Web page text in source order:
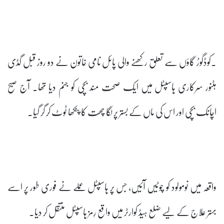
۔کوڈگوڑ گاؤں سے تعلق رکھنے والی پائل نامی خاتون نے دو روز قبل گڈی
ہٹنور سرکاری ہاسپٹل میں ایک صحت مند بچی کو جنم دیا تھا۔ آج صبح
اچانک بچی اور اس کی ماں کے بستر پر لگا چھت کا پنکھا ٹوٹ کر گر گیا۔
واقعہ میں نومولود کو چوٹیں آئیں، جس پر ہاسپٹل عملے نے فوری طور پر اسے
بہتر علاج کے لیے ضلع ہیڈ کوارٹر میں واقع رِمز ہاسپٹل منتقل کر دیا۔